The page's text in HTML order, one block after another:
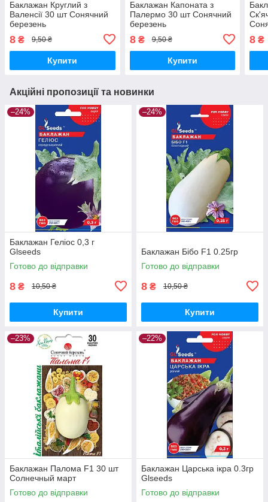
Баклажан Круглий з
Валенсії 30 шт Сонячний
березень
8 ₴ 9,50 ₴
Купити
Баклажан Капоната з
Палермо 30 шт Сонячний
березень
8₴ 9,50 ₴
Купити
8 ₴
Акційні пропозиції та новинки
–24%
Баклажан Геліос 0,3 г
Glseeds
Готово до відправки
8 ₴ 10,50 ₴
Купити
–24%
Баклажан Бібо F1 0.25гр
Готово до відправки
8 ₴ 10,50 ₴
Купити
–23%
Баклажан Палома F1 30 шт
Солнечный март
Готово до відправки
–22%
Баклажан Царська ікра 0.3гр
Glseeds
Готово до відправки